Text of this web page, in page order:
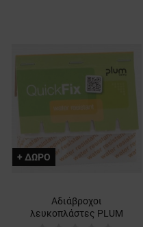
+ ΔΩΡΟ
Αδιάβροχοι
λευκοπλάστες PLUM